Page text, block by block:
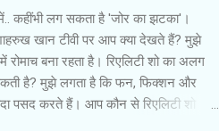
कहींभी लग सकता है 'जोर का झटका'।
खान टीवी पर आप क्या देखते हैं? मुझे
बना रहता है। रिएलिटी शो का अलग
है? मुझे लगता है कि फन, फिक्शन और
पसद करते हैं। आप कौन से रिएलिटी शो